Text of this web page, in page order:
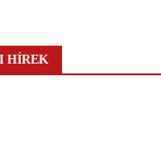
HÍREK